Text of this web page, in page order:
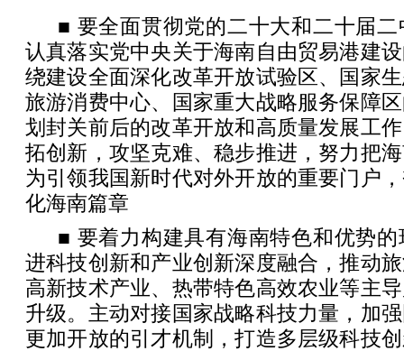
■ 要全面贯彻党的二十大和二十届
认真落实党中央关于海南自由贸易港建
绕建设全面深化改革开放试验区、国家
旅游消费中心、国家重大战略服务保障
划封关前后的改革开放和高质量发展工
拓创新，攻坚克难、稳步推进，努力把
为引领我国新时代对外开放的重要门户
化海南篇章
■ 要着力构建具有海南特色和优势
进科技创新和产业创新深度融合，推动
高新技术产业、热带特色高效农业等主
升级。主动对接国家战略科技力量，加
更加开放的引才机制，打造多层级科技